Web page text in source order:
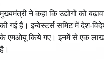
मुख्यमंत्री ने कहा कि उद्योगों को
की गई हैं। इन्वेस्टर्स समिट में देश-
के एमओयू किये गए। इनमें से एक लाख
है।